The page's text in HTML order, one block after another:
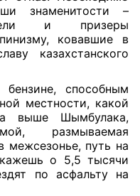
знаменитости –
и призеры
ковавшие в
казахстанского
способным
местности, какой
выше Шымбулака,
размываемая
путь на
о 5,5 тысячи
по асфальту на